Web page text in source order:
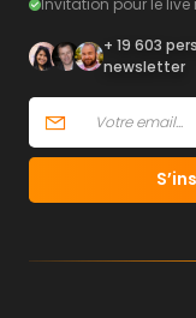
Invitation pour le live
+ 19 603
newsletter